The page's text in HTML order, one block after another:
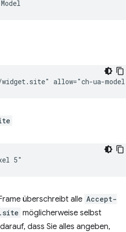
überschreibt alle Accept-
möglicherweise selbst
dass Sie alles angeben,